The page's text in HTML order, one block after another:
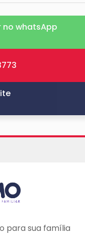
no whatsApp
para sua família